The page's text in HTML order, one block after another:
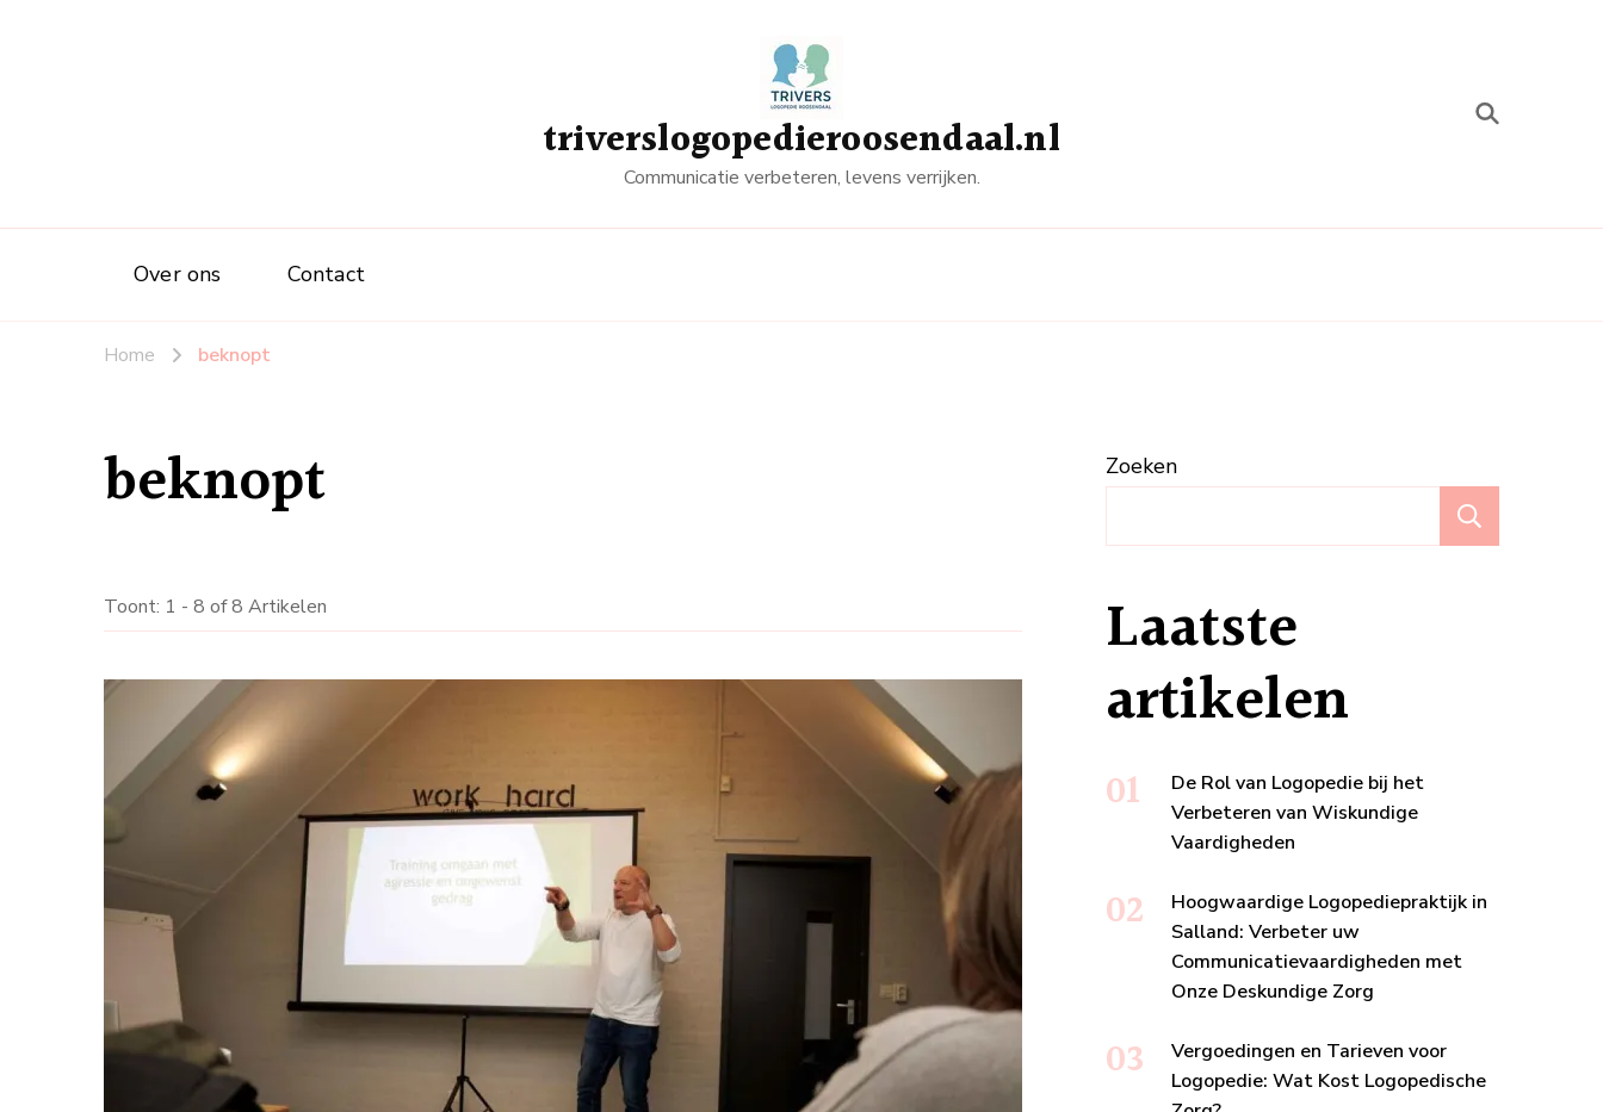
triverslogopedieroosendaal.nl
Communicatie verbeteren, levens verrijken.
Over ons Contact
Home beknopt
beknopt
Toont: 1 - 8 of 8 Artikelen
Zoeken
Laatste
artikelen
De Rol van Logopedie bij het
Verbeteren van Wiskundige
Vaardigheden
Hoogwaardige Logopediepraktijk in
Salland: Verbeter uw
Communicatievaardigheden met
Onze Deskundige Zorg
Vergoedingen en Tarieven voor
Logopedie: Wat Kost Logopedische